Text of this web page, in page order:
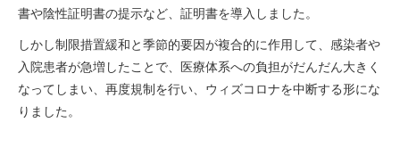
書や陰性証明書の提示など、証明書を導入しました。
しかし制限措置緩和と季節的要因が複合的に作用して、感染者や
入院患者が急増したことで、医療体系への負担がだんだん大きく
なってしまい、再度規制を行い、ウィズコロナを中断する形にな
りました。